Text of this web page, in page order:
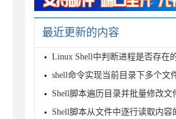
最近更新的内容
Linux Shell中判断进程是否存在
Shell脚本遍历目录并批量修改文